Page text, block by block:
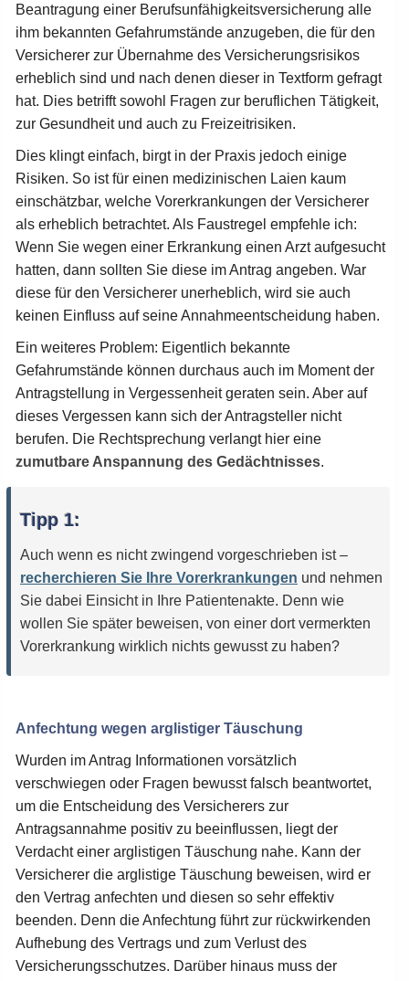
Beantragung einer Berufsunfähigkeitsversicherung alle
ihm bekannten Gefahrumstände anzugeben, die für den
Versicherer zur Übernahme des Versicherungsrisikos
erheblich sind und nach denen dieser in Textform gefragt
hat. Dies betrifft sowohl Fragen zur beruflichen Tätigkeit,
zur Gesundheit und auch zu Freizeitrisiken.
Dies klingt einfach, birgt in der Praxis jedoch einige
Risiken. So ist für einen medizinischen Laien kaum
einschätzbar, welche Vorerkrankungen der Versicherer
als erheblich betrachtet. Als Faustregel empfehle ich:
Wenn Sie wegen einer Erkrankung einen Arzt aufgesucht
hatten, dann sollten Sie diese im Antrag angeben. War
diese für den Versicherer unerheblich, wird sie auch
keinen Einfluss auf seine Annahmeentscheidung haben.
Ein weiteres Problem: Eigentlich bekannte
Gefahrumstände können durchaus auch im Moment der
Antragstellung in Vergessenheit geraten sein. Aber auf
dieses Vergessen kann sich der Antragsteller nicht
berufen. Die Rechtsprechung verlangt hier eine
zumutbare Anspannung des Gedächtnisses.
Tipp 1:
Auch wenn es nicht zwingend vorgeschrieben ist –
recherchieren Sie Ihre Vorerkrankungen und nehmen
Sie dabei Einsicht in Ihre Patientenakte. Denn wie
wollen Sie später beweisen, von einer dort vermerkten
Vorerkrankung wirklich nichts gewusst zu haben?
Anfechtung wegen arglistiger Täuschung
Wurden im Antrag Informationen vorsätzlich
verschwiegen oder Fragen bewusst falsch beantwortet,
um die Entscheidung des Versicherers zur
Antragsannahme positiv zu beeinflussen, liegt der
Verdacht einer arglistigen Täuschung nahe. Kann der
Versicherer die arglistige Täuschung beweisen, wird er
den Vertrag anfechten und diesen so sehr effektiv
beenden. Denn die Anfechtung führt zur rückwirkenden
Aufhebung des Vertrags und zum Verlust des
Versicherungsschutzes. Darüber hinaus muss der